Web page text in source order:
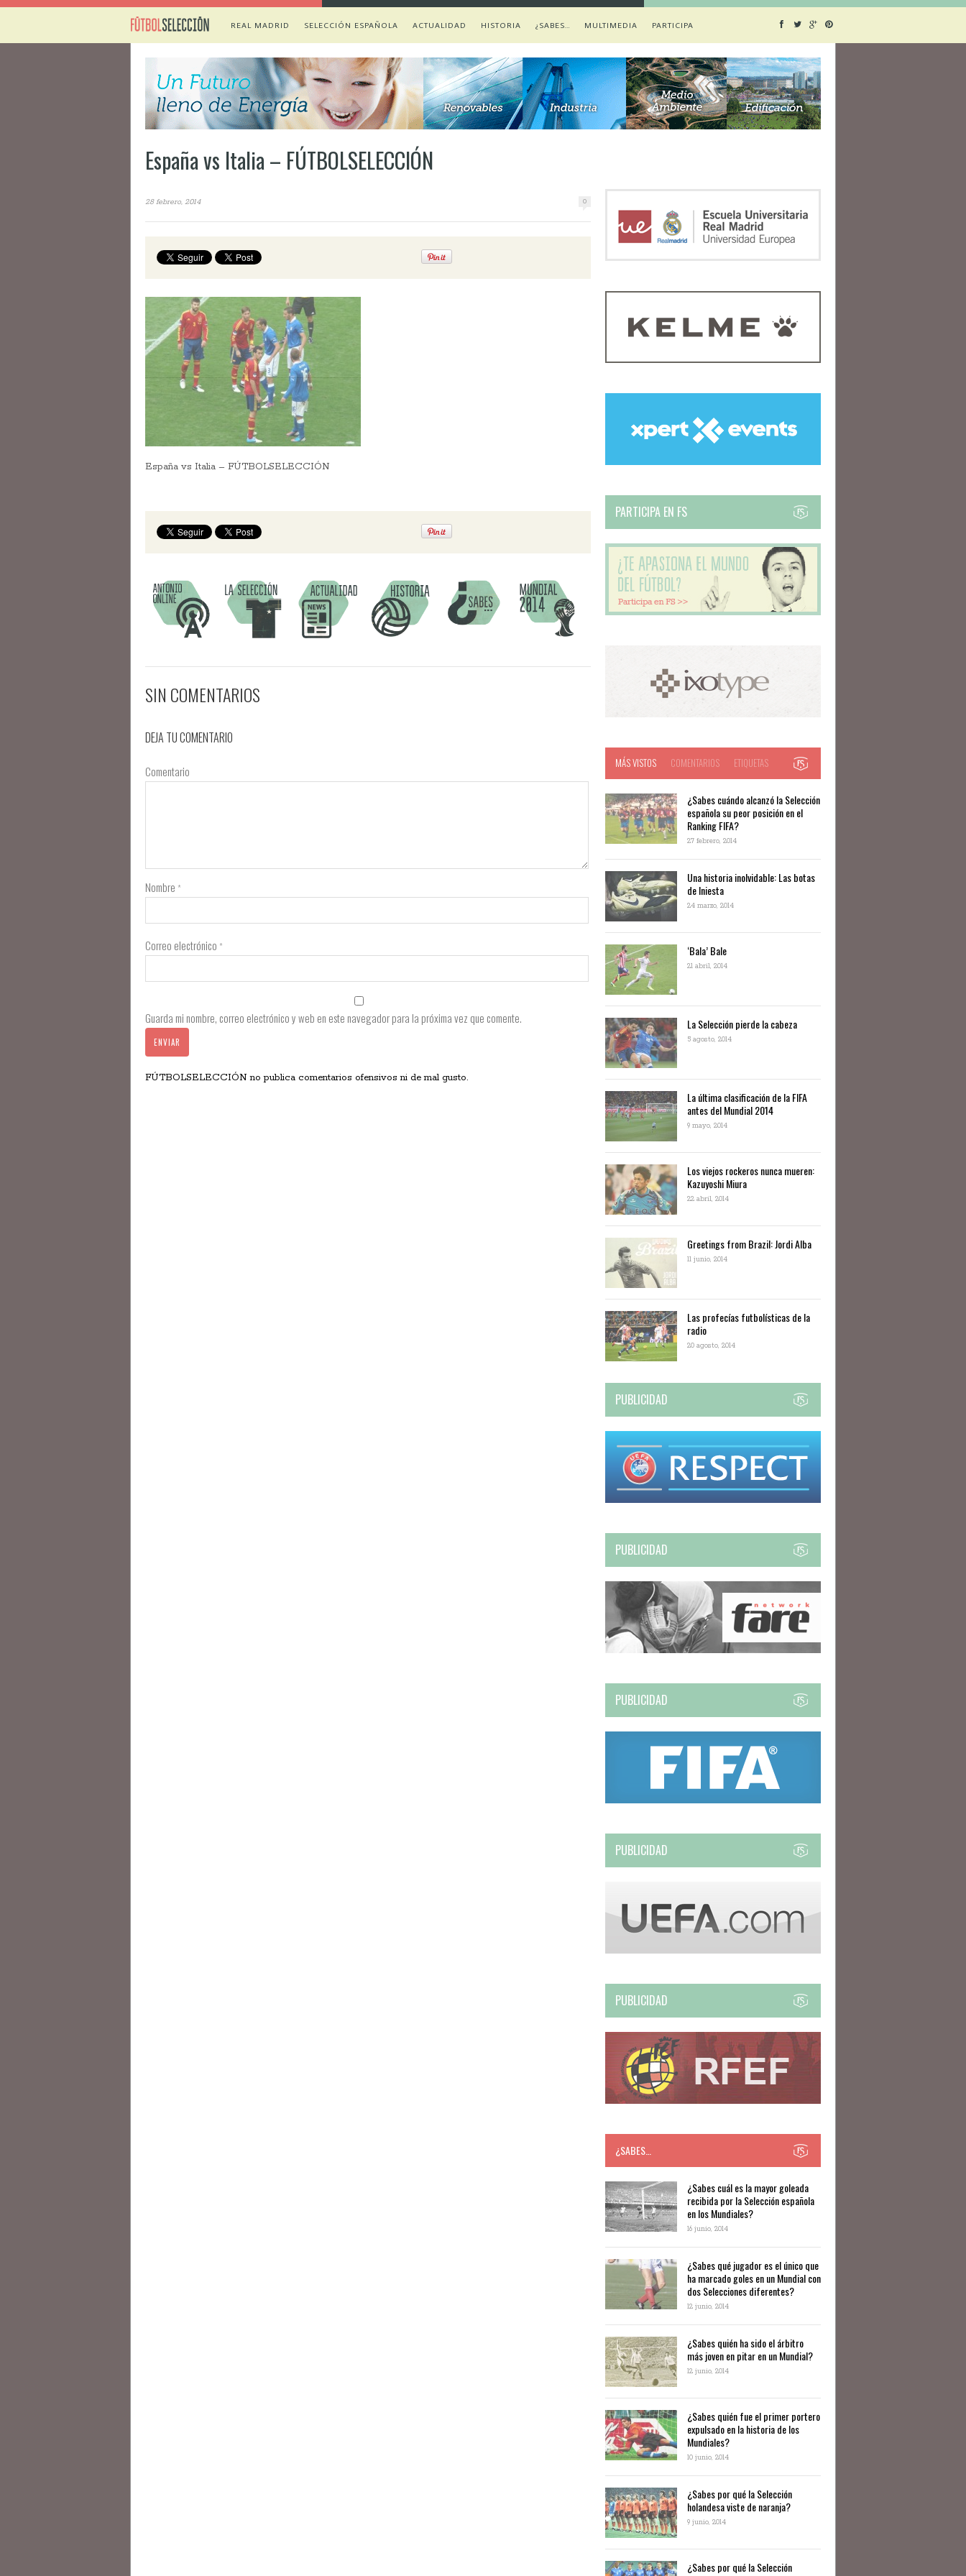
REAL MADRID SELECCIÓN ESPAÑOLA ACTUALIDAD HISTORIA ¿SABES… MULTIMEDIA PARTICIPA
España vs Italia – FÚTBOLSELECCIÓN
28 febrero, 2014 0
España vs Italia – FÚTBOLSELECCIÓN
SIN COMENTARIOS
DEJA TU COMENTARIO
Comentario
Nombre *
Correo electrónico *
Guarda mi nombre, correo electrónico y web en este navegador para la próxima vez que comente.
FÚTBOLSELECCIÓN no publica comentarios ofensivos ni de mal gusto.
PARTICIPA EN FS
MÁS VISTOS COMENTARIOS ETIQUETAS
¿Sabes cuándo alcanzó la Selección
española su peor posición en el
Ranking FIFA?
27 febrero, 2014
Una historia inolvidable: Las botas
de Iniesta
24 marzo, 2014
‘Bala’ Bale
21 abril, 2014
La Selección pierde la cabeza
5 agosto, 2014
La última clasificación de la FIFA
antes del Mundial 2014
9 mayo, 2014
Los viejos rockeros nunca mueren:
Kazuyoshi Miura
22 abril, 2014
Greetings from Brazil: Jordi Alba
11 junio, 2014
Las profecías futbolísticas de la
radio
20 agosto, 2014
PUBLICIDAD
PUBLICIDAD
PUBLICIDAD
PUBLICIDAD
PUBLICIDAD
¿SABES…
​​¿Sabes cuál es la mayor goleada
recibida por la Selección española
en los Mundiales?
16 junio, 2014
¿Sabes qué jugador es el único que
ha marcado goles en un Mundial con
dos Selecciones diferentes?
12 junio, 2014
¿Sabes quién ha sido el árbitro
más joven en pitar en un Mundial?
12 junio, 2014
¿Sabes quién fue el primer portero
expulsado en la historia de los
Mundiales?
10 junio, 2014
​¿Sabes por qué la Selección
holandesa viste de naranja?
9 junio, 2014
¿Sabes por qué la Selección